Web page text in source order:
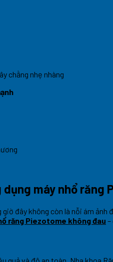
chằng nhẹ nhàng
máy nhổ
đây không còn là nỗi ám
răng Piezotome không đau